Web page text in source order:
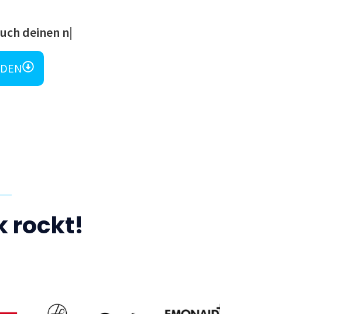
deinen nächsten Karriereschritt.
rockt!